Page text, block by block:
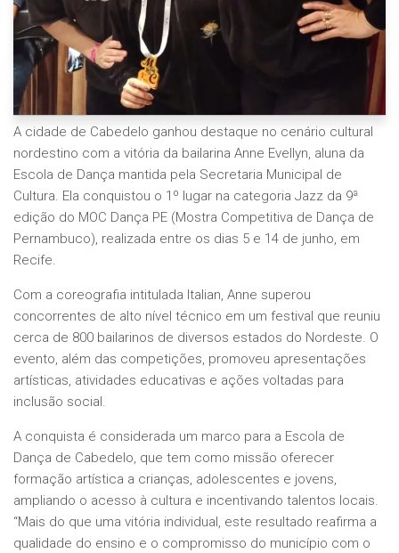
A cidade de Cabedelo ganhou destaque no cenário cultural
nordestino com a vitória da bailarina Anne Evellyn, aluna da
Escola de Dança mantida pela Secretaria Municipal de
Cultura. Ela conquistou o 1º lugar na categoria Jazz da 9ª
edição do MOC Dança PE (Mostra Competitiva de Dança de
Pernambuco), realizada entre os dias 5 e 14 de junho, em
Recife.
Com a coreografia intitulada Italian, Anne superou
concorrentes de alto nível técnico em um festival que reuniu
cerca de 800 bailarinos de diversos estados do Nordeste. O
evento, além das competições, promoveu apresentações
artísticas, atividades educativas e ações voltadas para
inclusão social.
A conquista é considerada um marco para a Escola de
Dança de Cabedelo, que tem como missão oferecer
formação artística a crianças, adolescentes e jovens,
ampliando o acesso à cultura e incentivando talentos locais.
“Mais do que uma vitória individual, este resultado reafirma a
qualidade do ensino e o compromisso do município com o